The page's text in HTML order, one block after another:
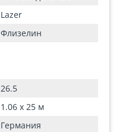
Lazer
Флизелин
26.5
1.06 x 25 м
Германия